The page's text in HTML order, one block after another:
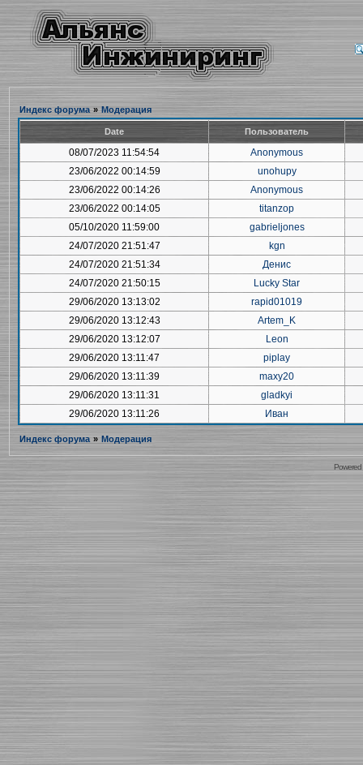
Индекс форума » Модерация
Date Пользователь
08/07/2023 11:54:54
Anonymous
23/06/2022 00:14:59
unohupy
23/06/2022 00:14:26
Anonymous
23/06/2022 00:14:05
titanzop
05/10/2020 11:59:00
gabrieljones
24/07/2020 21:51:47
kgn
24/07/2020 21:51:34
Денис
24/07/2020 21:50:15
Lucky Star
29/06/2020 13:13:02
rapid01019
29/06/2020 13:12:43
Artem_K
29/06/2020 13:12:07
Leon
29/06/2020 13:11:47
piplay
29/06/2020 13:11:39
maxy20
29/06/2020 13:11:31
gladkyi
29/06/2020 13:11:26
Иван
Индекс форума » Модерация